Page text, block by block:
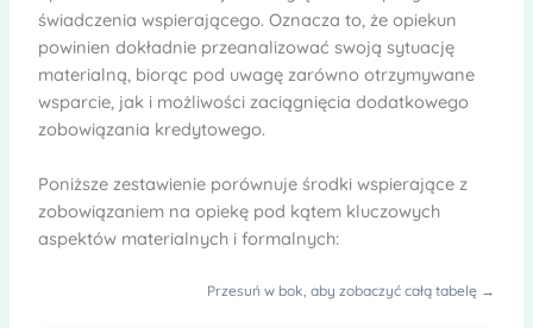
świadczenia wspierającego. Oznacza to, że opiekun
powinien dokładnie przeanalizować swoją sytuację
materialną, biorąc pod uwagę zarówno otrzymywane
wsparcie, jak i możliwości zaciągnięcia dodatkowego
zobowiązania kredytowego.
Poniższe zestawienie porównuje środki wspierające z
zobowiązaniem na opiekę pod kątem kluczowych
aspektów materialnych i formalnych:
Przesuń w bok, aby zobaczyć całą tabelę →